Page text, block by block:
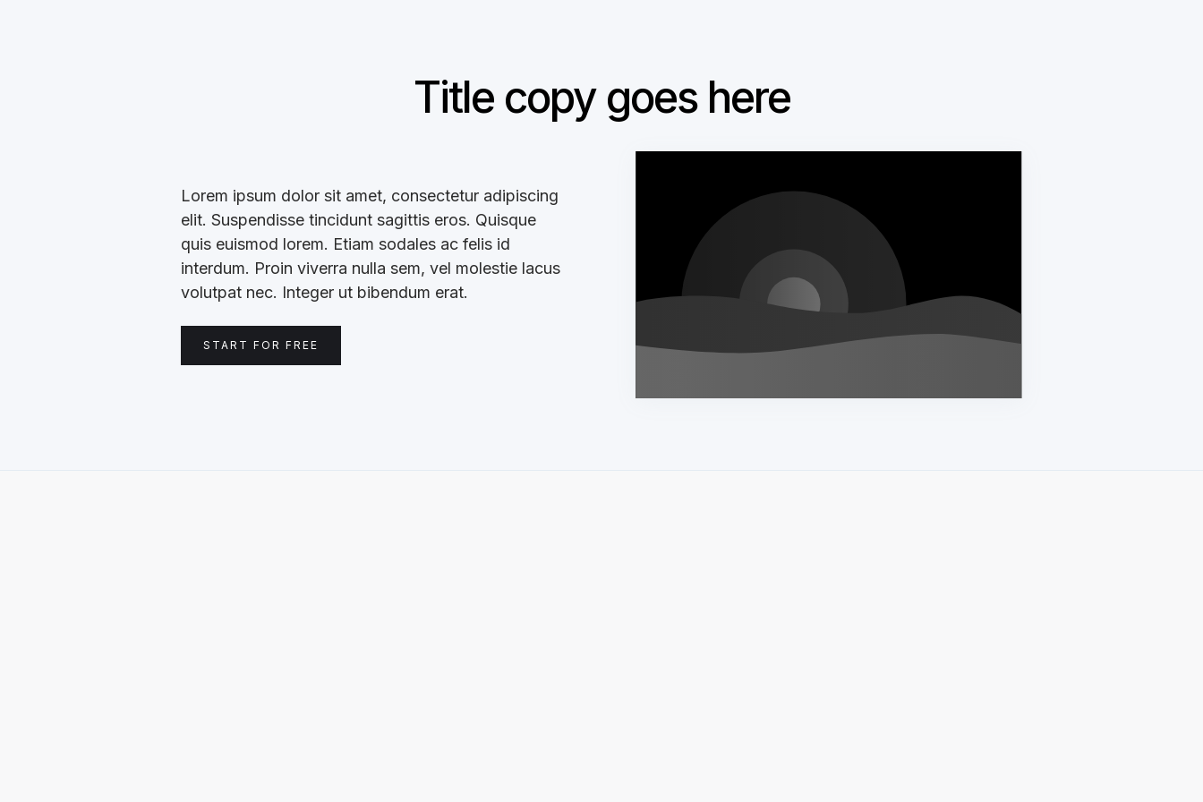
Title copy goes here
Lorem ipsum dolor sit amet, consectetur adipiscing
elit. Suspendisse tincidunt sagittis eros. Quisque
quis euismod lorem. Etiam sodales ac felis id
interdum. Proin viverra nulla sem, vel molestie lacus
volutpat nec. Integer ut bibendum erat.
START FOR FREE